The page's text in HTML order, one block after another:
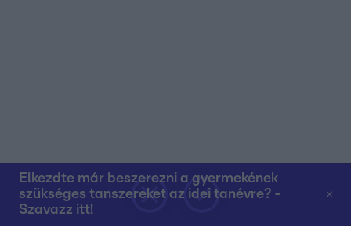
Elkezdte már beszerezni a gyermekének
szükséges tanszereket az idei tanévre? -
Szavazz itt!